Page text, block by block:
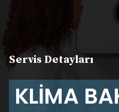
Servis Detayları
KLİMA